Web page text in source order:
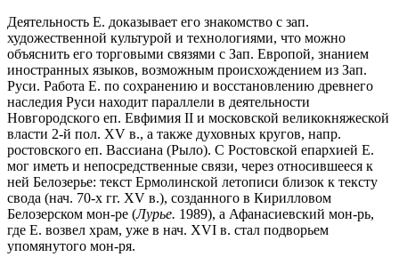
Деятельность Е. доказывает его знакомство с зап.
художественной культурой и технологиями, что можно
объяснить его торговыми связями с Зап. Европой, знанием
иностранных языков, возможным происхождением из Зап.
Руси. Работа Е. по сохранению и восстановлению древнего
наследия Руси находит параллели в деятельности
Новгородского еп. Евфимия II и московской великокняжеской
власти 2-й пол. XV в., а также духовных кругов, напр.
ростовского еп. Вассиана (Рыло). С Ростовской епархией Е.
мог иметь и непосредственные связи, через относившееся к
ней Белозерье: текст Ермолинской летописи близок к тексту
свода (нач. 70-х гг. XV в.), созданного в Кирилловом
Белозерском мон-ре (Лурье. 1989), а Афанасиевский мон-рь,
где Е. возвел храм, уже в нач. XVI в. стал подворьем
упомянутого мон-ря.